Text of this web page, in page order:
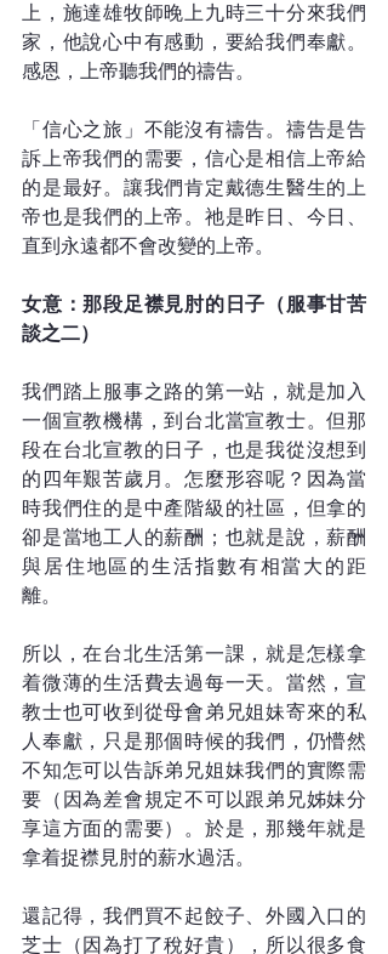
上，施達雄牧師晚上九時三十分來我們
家，他說心中有感動，要給我們奉獻。
感恩，上帝聽我們的禱告。
「信心之旅」不能沒有禱告。禱告是告
訴上帝我們的需要，信心是相信上帝給
的是最好。讓我們肯定戴德生醫生的上
帝也是我們的上帝。祂是昨日、今日、
直到永遠都不會改變的上帝。
女意：那段足襟見肘的日子（服事甘苦
談之二）
我們踏上服事之路的第一站，就是加入
一個宣教機構，到台北當宣教士。但那
段在台北宣教的日子，也是我從沒想到
的四年艱苦歲月。怎麼形容呢？因為當
時我們住的是中產階級的社區，但拿的
卻是當地工人的薪酬；也就是說，薪酬
與居住地區的生活指數有相當大的距
離。
所以，在台北生活第一課，就是怎樣拿
着微薄的生活費去過每一天。當然，宣
教士也可收到從母會弟兄姐妹寄來的私
人奉獻，只是那個時候的我們，仍懵然
不知怎可以告訴弟兄姐妹我們的實際需
要（因為差會規定不可以跟弟兄姊妹分
享這方面的需要）。於是，那幾年就是
拿着捉襟見肘的薪水過活。
還記得，我們買不起餃子、外國入口的
芝士（因為打了稅好貴），所以很多食